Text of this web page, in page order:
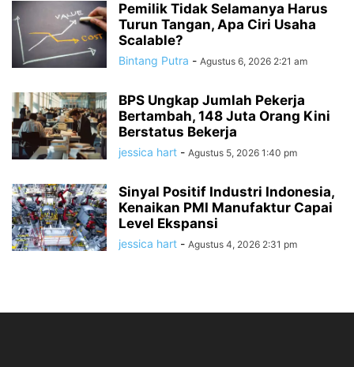
Pemilik Tidak Selamanya Harus
Turun Tangan, Apa Ciri Usaha
Scalable?
Bintang Putra - Agustus 6, 2026 2:21 am
BPS Ungkap Jumlah Pekerja
Bertambah, 148 Juta Orang Kini
Berstatus Bekerja
jessica hart - Agustus 5, 2026 1:40 pm
Sinyal Positif Industri Indonesia,
Kenaikan PMI Manufaktur Capai
Level Ekspansi
jessica hart - Agustus 4, 2026 2:31 pm